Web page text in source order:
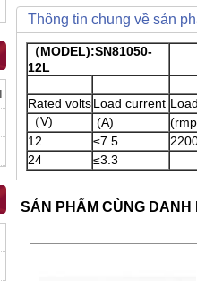
Thông tin chung về sản
（MODEL):SN81050-
12L
Rated voltsLoad current
（V)
(A)
12
≤7.5
24
≤3.3
SẢN PHẨM CÙNG